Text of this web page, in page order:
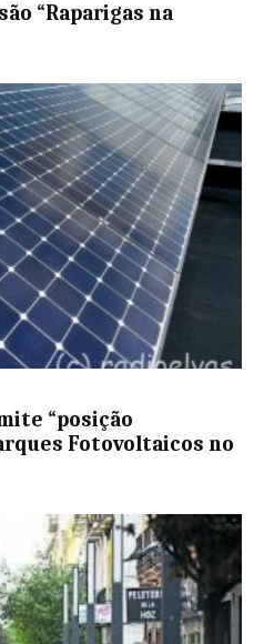
“Raparigas na
“posição
Fotovoltaicos no